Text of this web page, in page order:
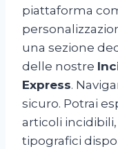
piattaforma
una sezione
delle nostre
Express.
sicuro. Potrai
articoli
tipografici